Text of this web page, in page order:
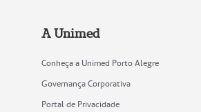
A Unimed
Conheça a Unimed Porto Alegre
Governança Corporativa
Portal de Privacidade